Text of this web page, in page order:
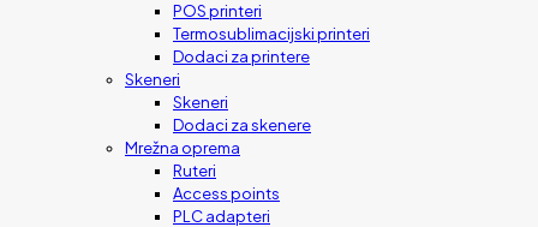
POS printeri
Termosublimacijski printeri
Dodaci za printere
Skeneri
Skeneri
Dodaci za skenere
Mrežna oprema
Ruteri
Access points
PLC adapteri